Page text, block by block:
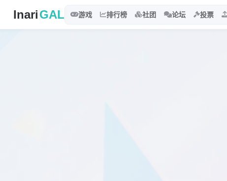
InariGAL 游戏 排行榜 社团 论坛 投票